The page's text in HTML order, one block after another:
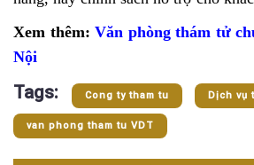
Xem thêm:Văn phòng thám tử
Nội
Tags: Cong ty tham tu Dịch vụ
van phong tham tu VDT